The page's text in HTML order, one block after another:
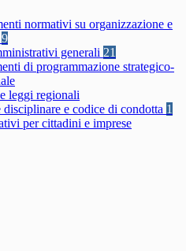
normativi su organizzazione e
9
generali 21
di programmazione strategico-
leggi regionali
disciplinare e codice di condotta 1
per cittadini e imprese